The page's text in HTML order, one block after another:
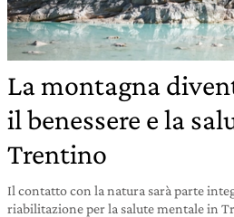
La montagna
il benessere e la
Trentino
Il contatto con la natura sarà parte
riabilitazione per la salute mentale in